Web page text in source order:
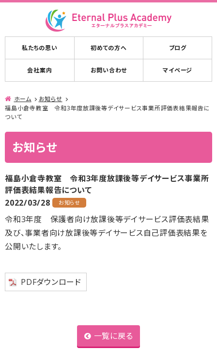
私たちの思い 初めての方へ ブログ
会社案内 お問い合わせ マイページ
ホーム
お知らせ
福島小倉寺教室 令和3年度放課後等デイサービス事業所評価表結果報告に
ついて
お知らせ
福島小倉寺教室 令和3年度放課後等デイサービス事業所
評価表結果報告について
2022/03/28
お知らせ
令和3年度 保護者向け放課後等デイサービス評価表結果
及び、事業者向け放課後等デイサービス自己評価表結果を
公開いたします。
PDFダウンロード
一覧に戻る